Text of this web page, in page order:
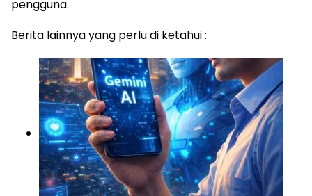
pengguna.
Berita lainnya yang perlu di ketahui :